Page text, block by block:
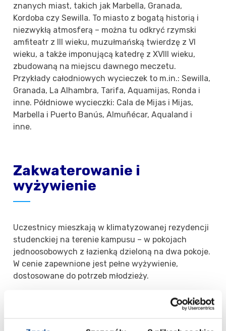
znanych miast, takich jak Marbella, Granada,
Kordoba czy Sewilla. To miasto z bogatą historią i
niezwykłą atmosferą – można tu odkryć rzymski
amfiteatr z III wieku, muzułmańską twierdzę z VI
wieku, a także imponującą katedrę z XVIII wieku,
zbudowaną na miejscu dawnego meczetu.
Przykłady całodniowych wycieczek to m.in.: Sewilla,
Granada, La Alhambra, Tarifa, Aquamijas, Ronda i
inne. Półdniowe wycieczki: Cala de Mijas i Mijas,
Marbella i Puerto Banús, Almuñécar, Aqualand i
inne.
Zakwaterowanie i
wyżywienie
Uczestnicy mieszkają w klimatyzowanej rezydencji
studenckiej na terenie kampusu – w pokojach
jednoosobowych z łazienką dzieloną na dwa pokoje.
W cenie zapewnione jest pełne wyżywienie,
dostosowane do potrzeb młodzieży.